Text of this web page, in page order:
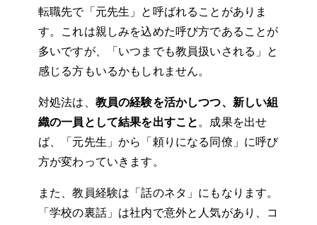
転職先で「元先生」と呼ばれることがありま
す。これは親しみを込めた呼び方であることが
多いですが、「いつまでも教員扱いされる」と
感じる方もいるかもしれません。
対処法は、 教員の経験を活かしつつ、新しい組
織の一員として結果を出すこと 。成果を出せ
ば、「元先生」から「頼りになる同僚」に呼び
方が変わっていきます。
また、教員経験は「話のネタ」にもなります。
「学校の裏話」は社内で意外と人気があり、コ